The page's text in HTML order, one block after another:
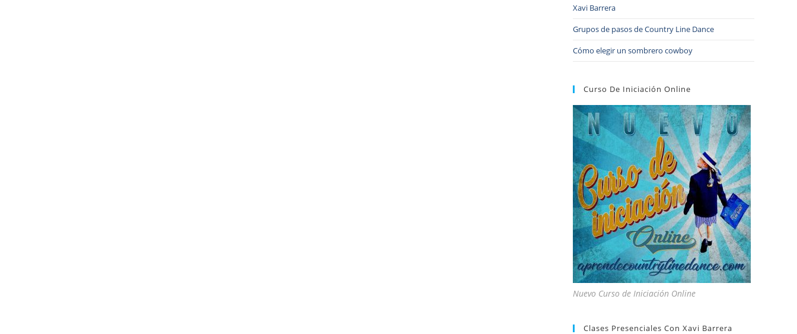
Xavi Barrera
Grupos de pasos de Country Line Dance
Cómo elegir un sombrero cowboy
Curso De Iniciación Online
Nuevo Curso de Iniciación Online
Clases Presenciales Con Xavi Barrera